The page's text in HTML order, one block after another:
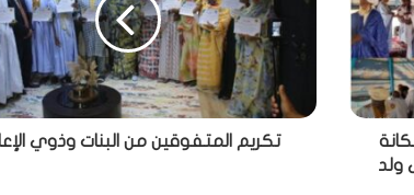
ولد
تكريم المتفوقين من البنات وذوي